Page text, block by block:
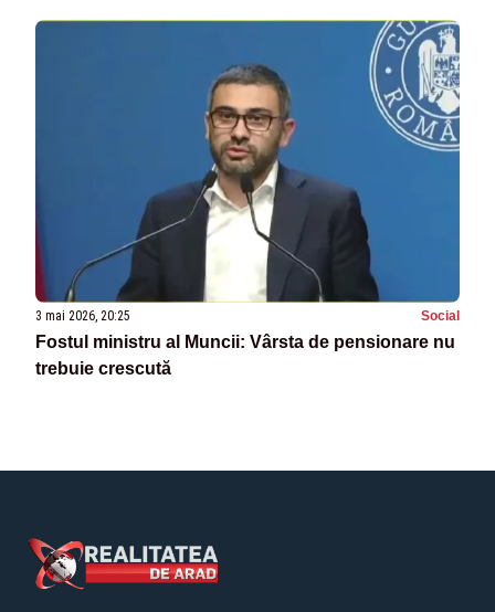
3 mai 2026, 20:25 Social
Fostul ministru al Muncii: Vârsta de pensionare nu
trebuie crescută